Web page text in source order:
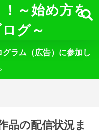
～始め方を
グ～
ラム（広告）に参加し
品の配信状況ま